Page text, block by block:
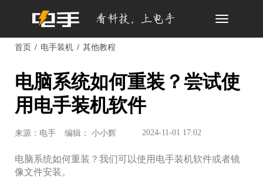
Toggle
首页 电手装机 其他教程
电脑系统如何重装？尝试使
用电手装机软件
来源：电手 编辑： 小小辉 2024-11-01 17:02
电脑系统如何重装？我们可以使用电手装机软件或者镜
像文件安装。